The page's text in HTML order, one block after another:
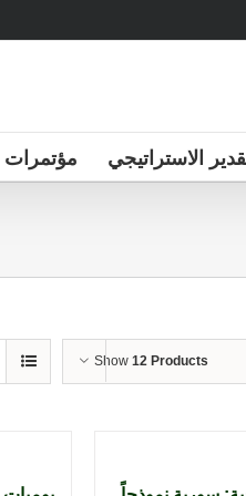
الاستراتيجي مؤتمرات
Show 12 Products